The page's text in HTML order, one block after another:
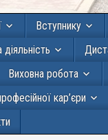
Вступнику
Виховна робота
кар’єри